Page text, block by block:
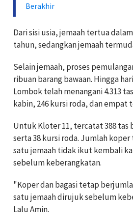
Berakhir
Dari sisi usia, jemaah tertua
tahun, sedangkan jemaah
Selain jemaah, proses
ribuan barang bawaan. Hingga
Lombok telah menangani 4.313
kabin, 246 kursi roda, dan empat
Untuk Kloter 11, tercatat 388 tas
serta 38 kursi roda. Jumlah
satu jemaah tidak ikut kembali
sebelum keberangkatan.
"Koper dan bagasi tetap
satu jemaah dirujuk sebelum
Lalu Amin.